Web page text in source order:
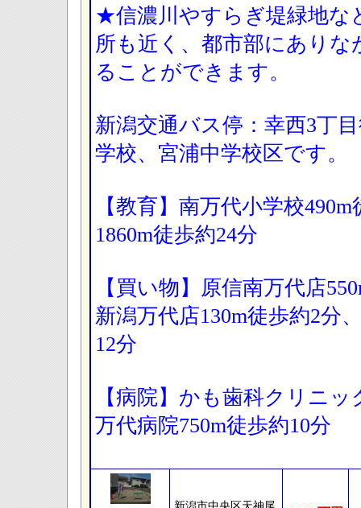
★信濃川やすらぎ堤緑地な
所も近く、都市部にあり
ることができます。
新潟交通バス停：幸西3丁
学校、宮浦中学校区です。
【教育】南万代小学校
1860m徒歩約24分
【買い物】原信南万代店
新潟万代店130m徒歩約2分
12分
【病院】かも歯科クリニ
万代病院750m徒歩約10分